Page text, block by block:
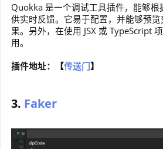
Quokka 是一个调试工具插件，能够根
供实时反馈。它易于配置，并能够预
果。另外，在使用 JSX 或 TypeScript
用。
插件地址：【传送门】
3. Faker